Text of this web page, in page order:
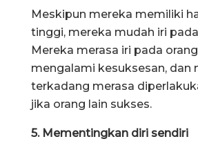
Meskipun mereka memiliki
tinggi, mereka mudah iri
Mereka merasa iri pada
mengalami kesuksesan, dan
terkadang merasa
jika orang lain sukses.
5. Mementingkan diri sendiri